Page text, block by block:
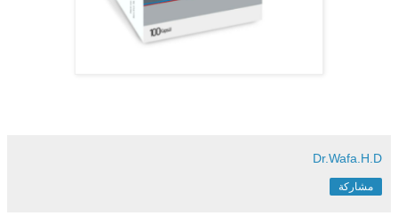
Dr.Wafa.H.D
مشاركة